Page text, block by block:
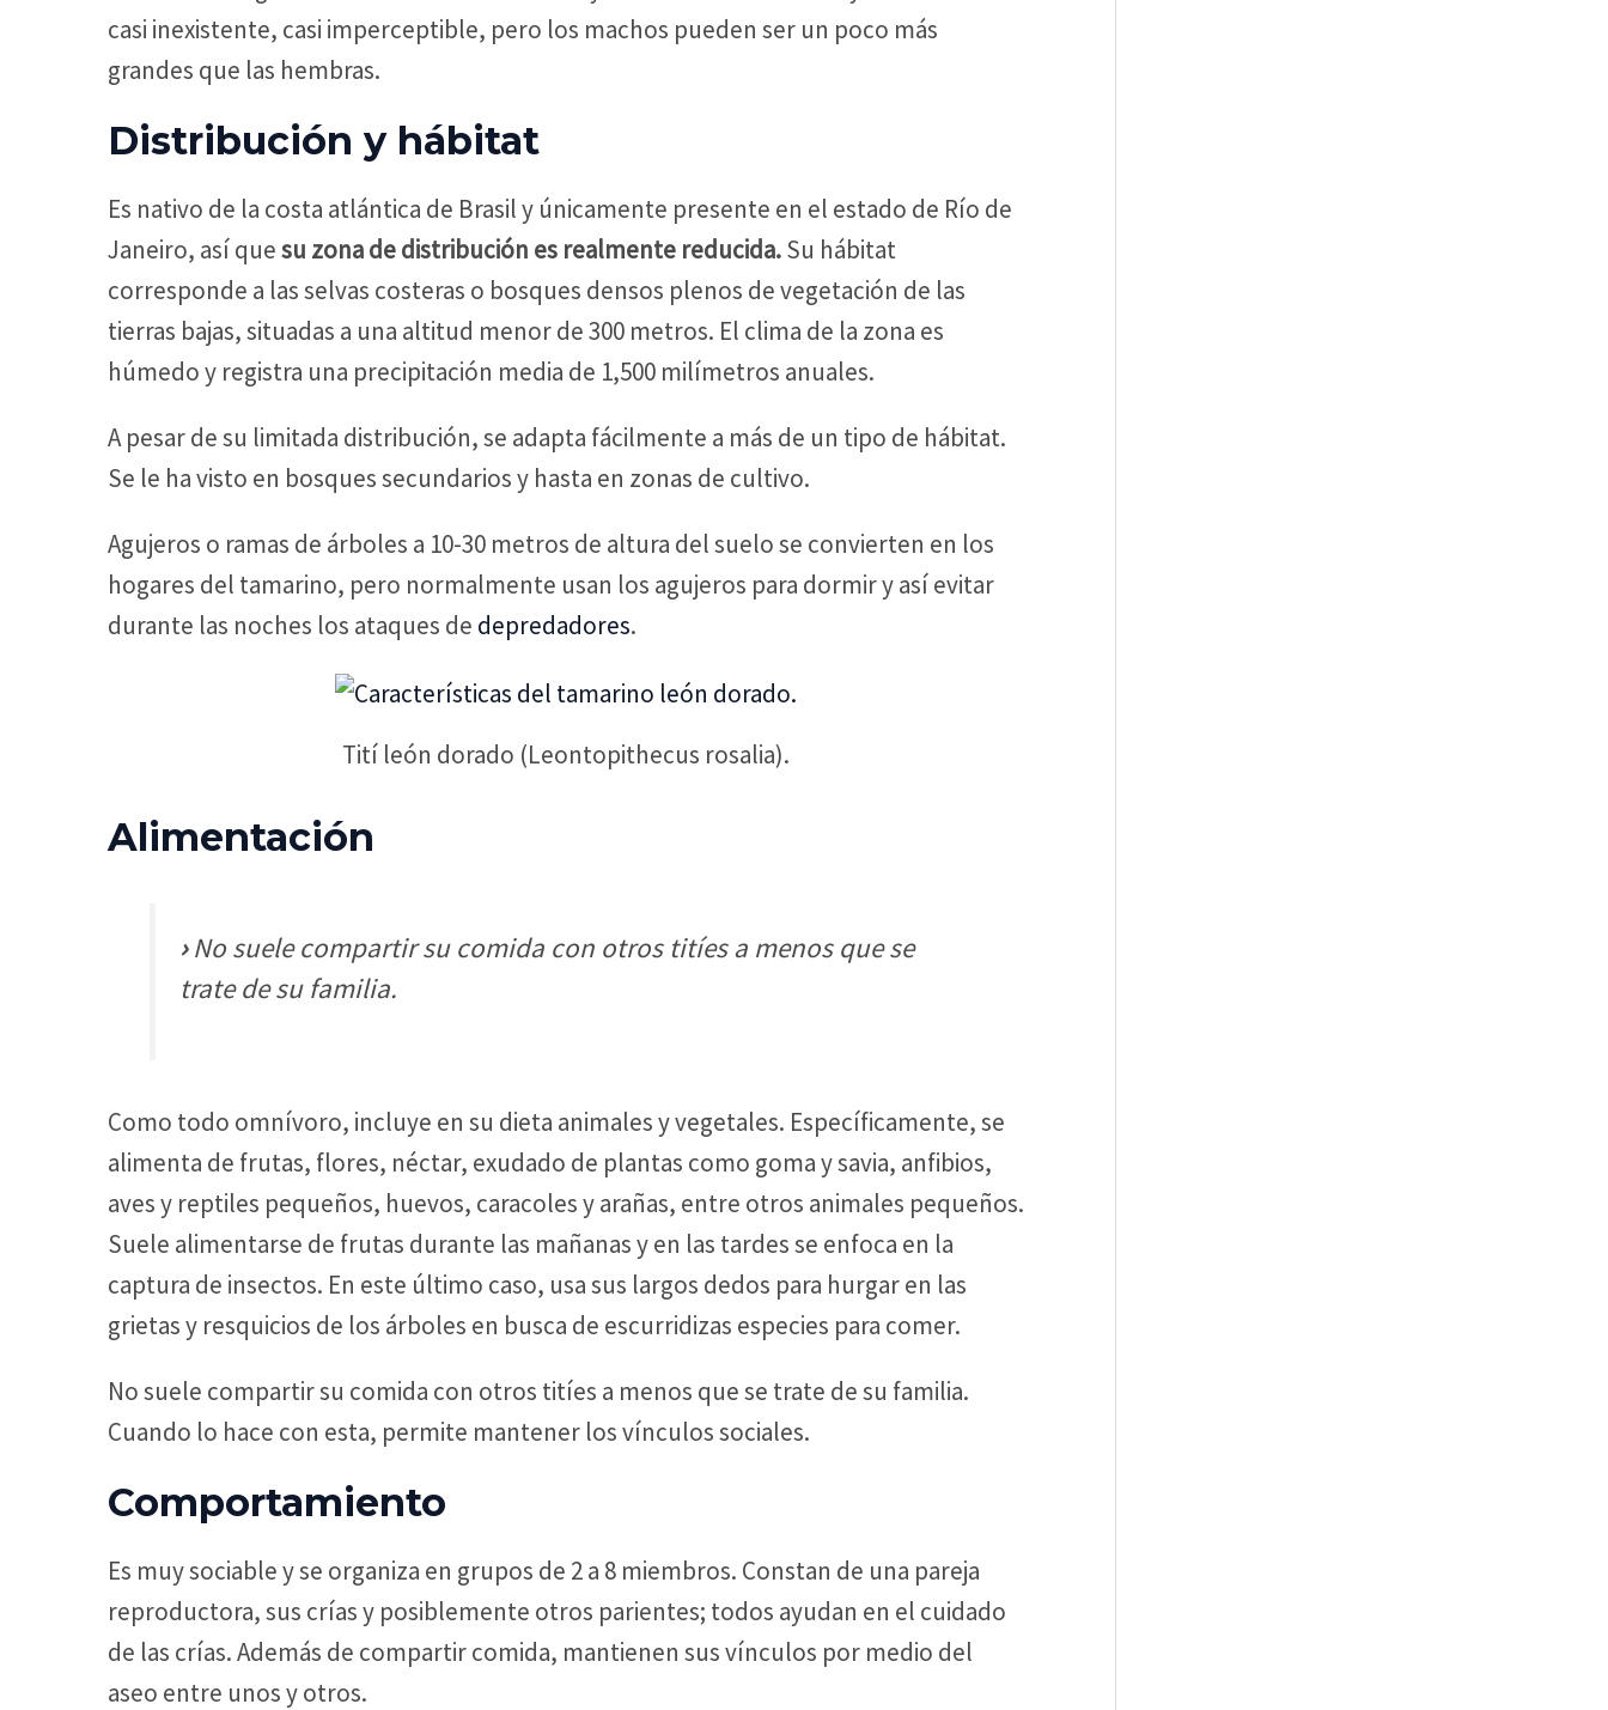
casi inexistente, casi imperceptible, pero los machos pueden ser un poco más
grandes que las hembras.
Distribución y hábitat
Es nativo de la costa atlántica de Brasil y únicamente presente en el estado de Río de
Janeiro, así quesu zona de distribución es realmente reducida.Su hábitat
corresponde a las selvas costeras o bosques densos plenos de vegetación de las
tierras bajas, situadas a una altitud menor de 300 metros. El clima de la zona es
húmedo y registra una precipitación media de 1,500 milímetros anuales.
A pesar de su limitada distribución, se adapta fácilmente a más de un tipo de hábitat.
Se le ha visto en bosques secundarios y hasta en zonas de cultivo.
Agujeros o ramas de árboles a 10-30 metros de altura del suelo se convierten en los
hogares del tamarino, pero normalmente usan los agujeros para dormir y así evitar
durante las noches los ataques de depredadores.
Tití león dorado (Leontopithecus rosalia).
Alimentación
›No suele compartir su comida con otros titíes a menos que se
trate de su familia.
Como todo omnívoro, incluye en su dieta animales y vegetales. Específicamente, se
alimenta de frutas, flores, néctar, exudado de plantas como goma y savia, anfibios,
aves y reptiles pequeños, huevos, caracoles y arañas, entre otros animales pequeños.
Suele alimentarse de frutas durante las mañanas y en las tardes se enfoca en la
captura de insectos. En este último caso, usa sus largos dedos para hurgar en las
grietas y resquicios de los árboles en busca de escurridizas especies para comer.
No suele compartir su comida con otros titíes a menos que se trate de su familia.
Cuando lo hace con esta, permite mantener los vínculos sociales.
Comportamiento
Es muy sociable y se organiza en grupos de 2 a 8 miembros. Constan de una pareja
reproductora, sus crías y posiblemente otros parientes; todos ayudan en el cuidado
de las crías. Además de compartir comida, mantienen sus vínculos por medio del
aseo entre unos y otros.